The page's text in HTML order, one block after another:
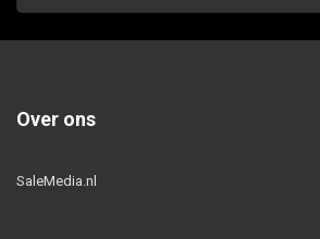
Over ons
SaleMedia.nl